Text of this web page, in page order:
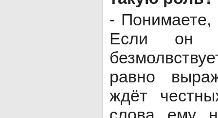
-
Если он
равно
ждёт